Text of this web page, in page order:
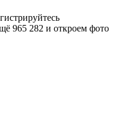
965 282 и откроем фото